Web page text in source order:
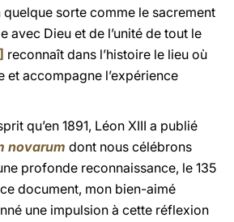
quelque sorte comme le sacrement
avec Dieu et de l’unité de tout le
reconnaît dans l’histoire le lieu où
et accompagne l’expérience
qu’en 1891, Léon XIII a publié
novarum dont nous célébrons
profonde reconnaissance, le 135
document, mon bien-aimé
une impulsion à cette réflexion